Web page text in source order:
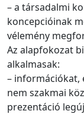
– a társadalmi
koncepcióinak
vélemény
Az alapfokozat
alkalmasak:
– információkat,
nem szakmai
prezentáció